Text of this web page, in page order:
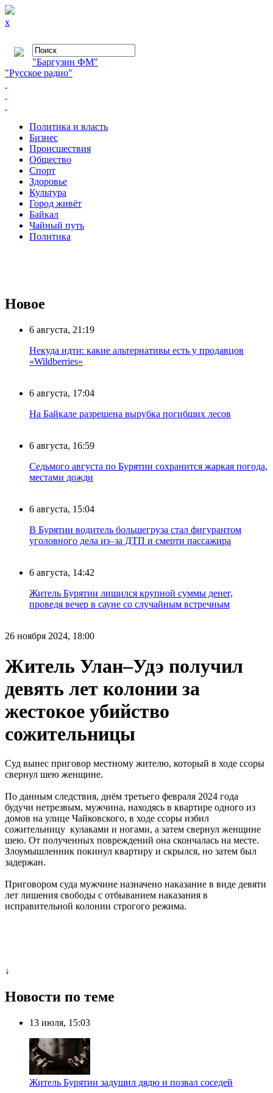
x
"Баргузин ФМ"
"Русское радио"
Политика и власть
Бизнес
Происшествия
Общество
Cпорт
Здоровье
Культура
Город живёт
Байкал
Чайный путь
Политика
Новое
6 августа, 21:19
Некуда идти: какие альтернативы есть у продавцов
«Wildberries»
6 августа, 17:04
На Байкале разрешена вырубка погибших лесов
6 августа, 16:59
Седьмого августа по Бурятии сохранится жаркая погода,
местами дожди
6 августа, 15:04
В Бурятии водитель большегруза стал фигурантом
уголовного дела из–за ДТП и смерти пассажира
6 августа, 14:42
Житель Бурятии лишился крупной суммы денег,
проведя вечер в сауне со случайным встречным
26 ноября 2024, 18:00
Житель Улан–Удэ получил
девять лет колонии за
жестокое убийство
сожительницы
Суд вынес приговор местному жителю, который в ходе ссоры
свернул шею женщине.
По данным следствия, днём третьего февраля 2024 года
будучи нетрезвым, мужчина, находясь в квартире одного из
домов на улице Чайковского, в ходе ссоры избил
сожительницу кулаками и ногами, а затем свернул женщине
шею. От полученных повреждений она скончалась на месте.
Злоумышленник покинул квартиру и скрылся, но затем был
задержан.
Приговором суда мужчине назначено наказание в виде девяти
лет лишения свободы с отбыванием наказания в
исправительной колонии строгого режима.
↓
Новости по теме
13 июля, 15:03
Житель Бурятии задушил дядю и позвал соседей